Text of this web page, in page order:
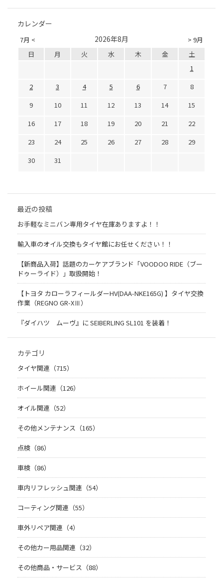
カレンダー
7月 < > 9月
2026年8月
日 月 火 水 木 金
土
1
2
3 4 5 6 7
8
9
10 11 12 13 14
15
16
17 18 19 20 21
22
23
24 25 26 27 28
29
30
31
最近の投稿
お手軽なミニバン専用タイヤ在庫ありますよ！！
輸入車のオイル交換もタイヤ館にお任せください！！
【新商品入荷】話題のカーケアブランド「VOODOO RIDE（ブー
ドゥーライド）」取扱開始！
【トヨタ カローラフィールダーHV(DAA-NKE165G) 】タイヤ交換
作業（REGNO GR-XⅢ）
『ダイハツ ムーヴ』に SEIBERLING SL101 を装着！
カテゴリ
タイヤ関連（715）
ホイール関連（126）
オイル関連（52）
その他メンテナンス（165）
点検（86）
車検（86）
車内リフレッシュ関連（54）
コーティング関連（55）
車外リペア関連（4）
その他カー用品関連（32）
その他商品・サービス（88）